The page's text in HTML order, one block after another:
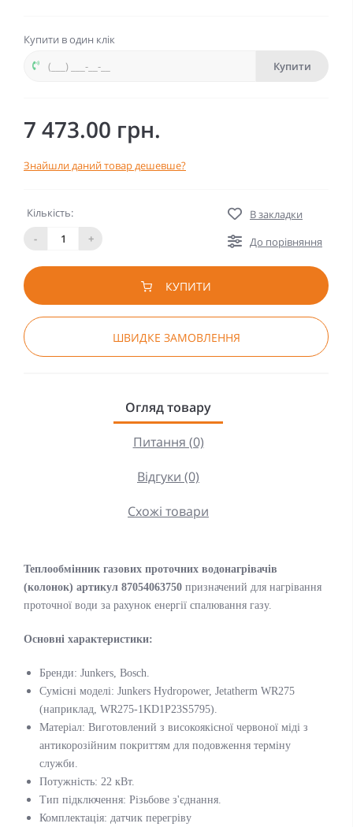
Купити в один клік
Купити
7 473.00 грн.
Знайшли даний товар дешевше?
Кількість:
-
+
В закладки
До порівняння
КУПИТИ
ШВИДКЕ ЗАМОВЛЕННЯ
Огляд товару
Питання (0)
Відгуки (0)
Схожі товари
Теплообмінник газових проточних водонагрівачів
(колонок) артикул 87054063750 призначений для нагрівання
проточної води за рахунок енергії спалювання газу.
Основні характеристики:
Бренди: Junkers, Bosch.
Сумісні моделі: Junkers Hydropower, Jetatherm WR275
(наприклад, WR275-1KD1P23S5795).
Матеріал: Виготовлений з високоякісної червоної міді з
антикорозійним покриттям для подовження терміну
служби.
Потужність: 22 кВт.
Тип підключення: Різьбове з'єднання.
Комплектація: датчик перегріву